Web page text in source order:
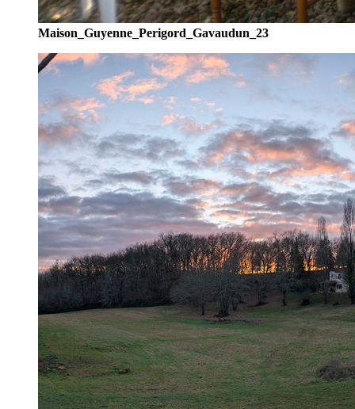
Maison_Guyenne_Perigord_Gavaudun_23